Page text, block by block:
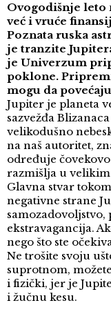
Ovogodišnje leto
već i vruće
Poznata ruska
je tranzite
je Univerzum
poklone.
mogu da
Jupiter je planeta
sazvežđa
velikodušno
na naš autoritet,
određuje
razmišlja u
Glavna stvar
negativne strane
ekstravagancija.
nego što ste
Ne trošite svoju
suprotnom,
i fizički, jer je
i žučnu kesu.